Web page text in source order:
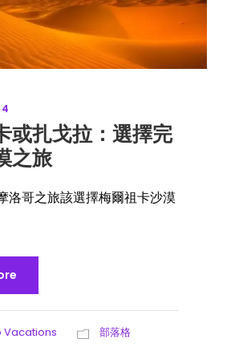
或扎戈拉：選擇完
之旅
洛哥之旅該選擇梅爾祖卡沙漠
Vacations 部落格